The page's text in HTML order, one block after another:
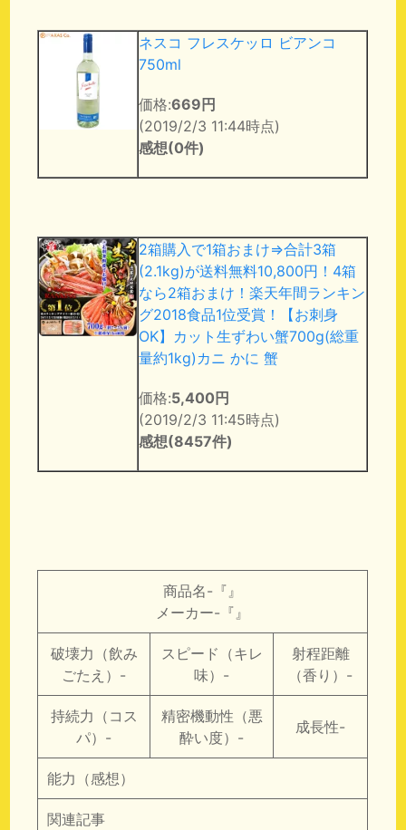
ネスコ フレスケッロ ビアンコ
750ml
価格:669円
(2019/2/3 11:44時点)
感想(0件)
2箱購入で1箱おまけ⇒合計3箱
(2.1kg)が送料無料10,800円！4箱
なら2箱おまけ！楽天年間ランキン
グ2018食品1位受賞！【お刺身
OK】カット生ずわい蟹700g(総重
量約1kg)カニ かに 蟹
価格:5,400円
(2019/2/3 11:45時点)
感想(8457件)
商品名-『』
メーカー-『』
破壊力（飲み
ごたえ）-
スピード（キレ
味）-
射程距離
（香り）-
持続力（コス
パ）-
精密機動性（悪
酔い度）-
成長性-
能力（感想）
関連記事